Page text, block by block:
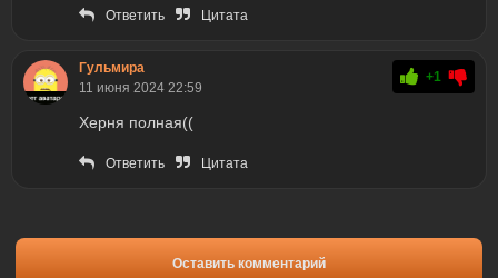
Ответить Цитата
Гульмира
11 июня 2024 22:59
+1
Херня полная((
Ответить Цитата
Оставить комментарий